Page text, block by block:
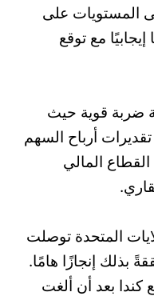
المستويات على
مع توقع
ضربة قوية حيث
10 شركات تقديرات أرباح السهم
المالي
المتحدة توصلت
بذلك إنجازًا هامًا.
كندا بعد أن ألغت